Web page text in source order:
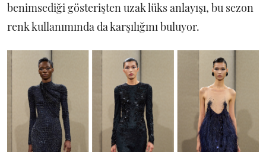
benimsediği gösterişten uzak lüks anlayışı, bu sezon
renk kullanımında da karşılığını buluyor.